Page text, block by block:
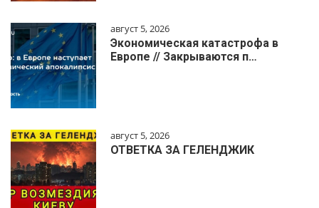
август 5, 2026
Экономическая катастрофа в
Европе // Закрываются п…
август 5, 2026
ОТВЕТКА ЗА ГЕЛЕНДЖИК